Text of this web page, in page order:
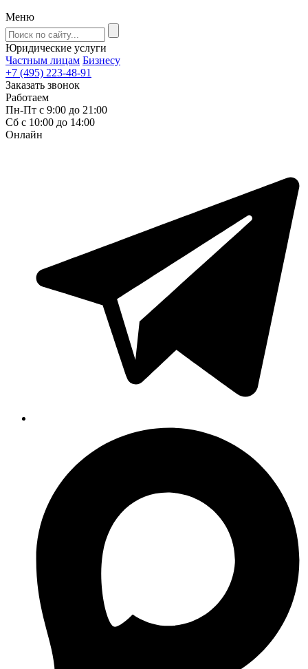
Меню
Юридические услуги
Частным лицам Бизнесу
+7 (495) 223-48-91
Заказать звонок
Работаем
Пн-Пт с 9:00 до 21:00
Сб с 10:00 до 14:00
Онлайн